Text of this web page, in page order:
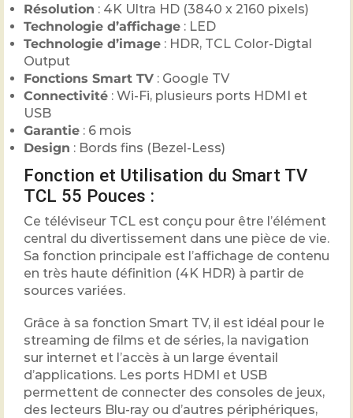
Résolution : 4K Ultra HD (3840 x 2160 pixels)
Technologie d’affichage : LED
Technologie d’image : HDR, TCL Color-Digtal
Output
Fonctions Smart TV : Google TV
Connectivité : Wi-Fi, plusieurs ports HDMI et
USB
Garantie : 6 mois
Design : Bords fins (Bezel-Less)
Fonction et Utilisation du Smart TV
TCL 55 Pouces :
Ce téléviseur TCL est conçu pour être l’élément
central du divertissement dans une pièce de vie.
Sa fonction principale est l’affichage de contenu
en très haute définition (4K HDR) à partir de
sources variées.
Grâce à sa fonction Smart TV, il est idéal pour le
streaming de films et de séries, la navigation
sur internet et l’accès à un large éventail
d’applications. Les ports HDMI et USB
permettent de connecter des consoles de jeux,
des lecteurs Blu-ray ou d’autres périphériques,